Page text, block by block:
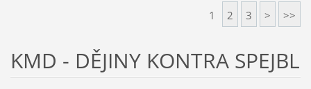
1 2 3 > >>
KMD - DĚJINY KONTRA SPEJBL